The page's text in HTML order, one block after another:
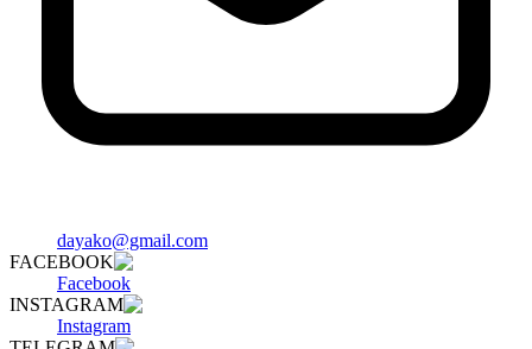
dayako@gmail.com
FACEBOOK
Facebook
INSTAGRAM
Instagram